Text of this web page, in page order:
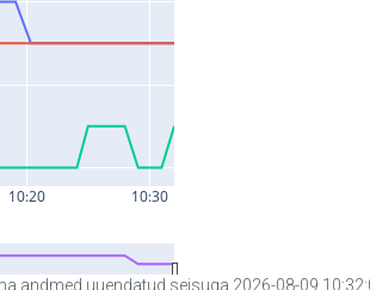
andmed uuendatud seisuga 2026-08-09